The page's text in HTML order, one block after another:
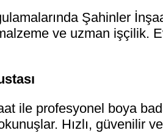
Şahinler
ve uzman işçilik.
ile profesyonel boya
Hızlı, güvenilir